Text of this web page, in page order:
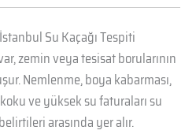
Su Kaçağı Tespiti
zemin veya tesisat borularının
Nemlenme, boya kabarması,
ve yüksek su faturaları su
arasında yer alır.